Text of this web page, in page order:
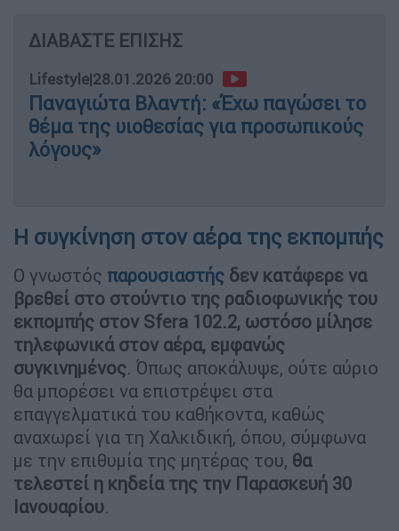
ΔΙΑΒΑΣΤΕ ΕΠΙΣΗΣ
Lifestyle|28.01.2026 20:00
Παναγιώτα Βλαντή: «Έχω παγώσει το
θέμα της υιοθεσίας για προσωπικούς
λόγους»
Η συγκίνηση στον αέρα της εκπομπής
Ο γνωστός παρουσιαστής δεν κατάφερε να
βρεθεί στο στούντιο της ραδιοφωνικής του
εκπομπής στον Sfera 102.2, ωστόσο μίλησε
τηλεφωνικά στον αέρα, εμφανώς
συγκινημένος. Όπως αποκάλυψε, ούτε αύριο
θα μπορέσει να επιστρέψει στα
επαγγελματικά του καθήκοντα, καθώς
αναχωρεί για τη Χαλκιδική, όπου, σύμφωνα
με την επιθυμία της μητέρας του, θα
τελεστεί η κηδεία της την Παρασκευή 30
Ιανουαρίου.